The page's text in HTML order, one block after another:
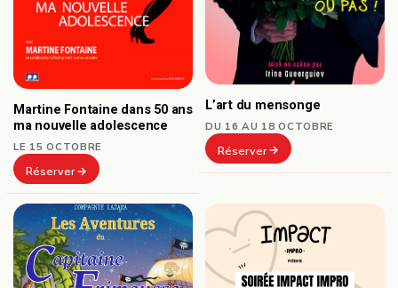
Martine Fontaine dans 50 ans
ma nouvelle adolescence
LE 15 OCTOBRE
Réserver
L’art du mensonge
DU 16 AU 18 OCTOBRE
Réserver